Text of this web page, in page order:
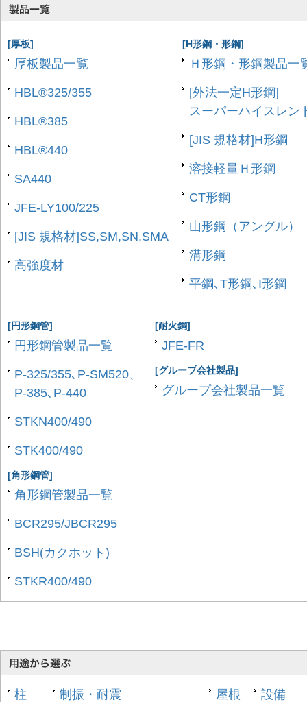
[厚板]
厚板製品一覧
HBL®325/355
HBL®385
HBL®440
SA440
JFE-LY100/225
[JIS 規格材]SS,SM,SN,SMA
高強度材
[H形鋼・形鋼]
Ｈ形鋼・形鋼製品一
[外法一定H形鋼]
スーパーハイスレン
[JIS 規格材]H形鋼
溶接軽量Ｈ形鋼
CT形鋼
山形鋼（アングル）
溝形鋼
平鋼､T形鋼､I形鋼
[円形鋼管]
円形鋼管製品一覧
P-325/355､P-SM520、
P-385､P-440
STKN400/490
STK400/490
[角形鋼管]
角形鋼管製品一覧
BCR295/JBCR295
BSH(カクホット)
STKR400/490
[耐火鋼]
JFE-FR
[グループ会社製品]
グループ会社製品一覧
柱 制振・耐震 屋根 設備